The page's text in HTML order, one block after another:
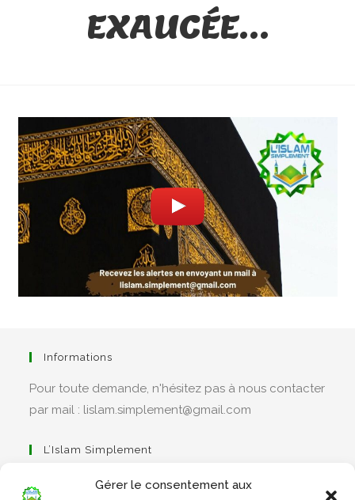
Gérer le consentement aux
EXAUCÉE…
Informations
Pour toute demande, n'hésitez pas à nous contacter
par mail : lislam.simplement@gmail.com
L’Islam Simplement